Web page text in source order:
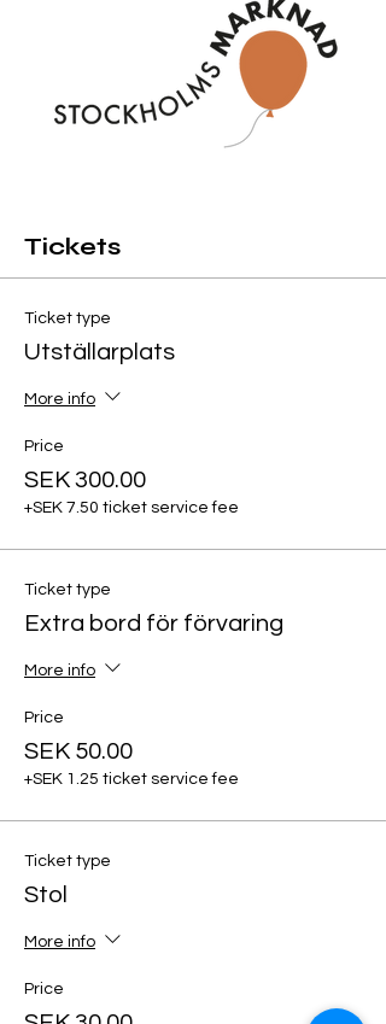
Tickets
Ticket type
Utställarplats
More info
Price
SEK 300.00
+SEK 7.50 ticket service fee
Ticket type
Extra bord för förvaring
More info
Price
SEK 50.00
+SEK 1.25 ticket service fee
Ticket type
Stol
More info
Price